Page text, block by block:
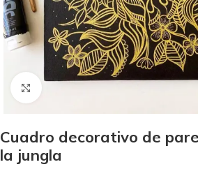
Cuadro decorativo de
la jungla